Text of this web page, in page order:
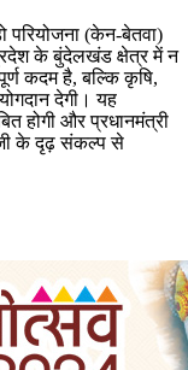
परियोजना (केन-बेतवा)
के बुंदेलखंड क्षेत्र में न
कदम है, बल्कि कृषि,
देगी। यह
होगी और प्रधानमंत्री
जी के दृढ़ संकल्प से